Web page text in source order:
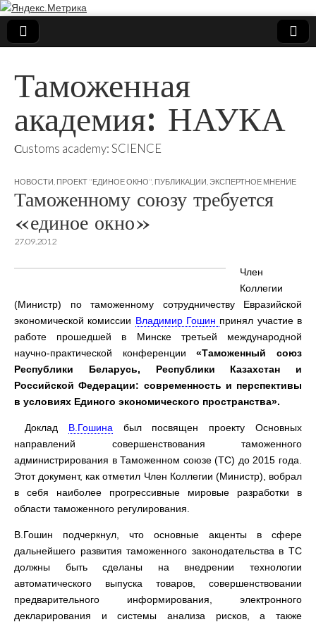
Таможенная
академия: НАУКА
Сustoms academy: SCIENCE
НОВОСТИ ПРОЕКТ "ЕДИНОЕ ОКНО" ПУБЛИКАЦИИ ЭКСПЕРТНОЕ МНЕНИЕ
Таможенному союзу требуется
«единое окно»
27.09.2012
Член
Коллегии
(Министр) по таможенному сотрудничеству Евразийской
экономической комиссии Владимир Гошин принял участие в
работе прошедшей в Минске третьей международной
научно-практической конференции«Таможенный союз
Республики Беларусь, Республики Казахстан и
Российской Федерации: современность и перспективы
в условиях Единого экономического пространства».
Доклад В.Гошина
был посвящен проекту Основных
направлений совершенствования таможенного
администрирования в Таможенном союзе (ТС) до 2015 года.
Этот документ, как отметил Член Коллегии (Министр), вобрал
в себя наиболее прогрессивные мировые разработки в
области таможенного регулирования.
В.Гошин подчеркнул, что основные акценты в сфере
дальнейшего развития таможенного законодательства в ТС
должны быть сделаны на внедрении технологии
автоматического выпуска товаров, совершенствовании
предварительного информирования, электронного
декларирования и системы анализа рисков, а также